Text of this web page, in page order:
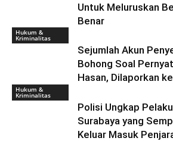
Untuk Meluruskan
Benar
Hukum &
Kriminalitas
Sejumlah Akun
Bohong Soal
Hasan, Dilaporkan
Hukum &
Kriminalitas
Polisi Ungkap
Surabaya yang
Keluar Masuk